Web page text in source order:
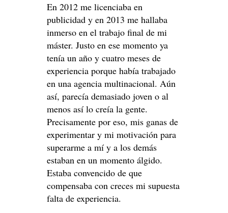
En 2012 me licenciaba en
publicidad y en 2013 me hallaba
inmerso en el trabajo final de mi
máster. Justo en ese momento ya
tenía un año y cuatro meses de
experiencia porque había trabajado
en una agencia multinacional. Aún
así, parecía demasiado joven o al
menos así lo creía la gente.
Precisamente por eso, mis ganas de
experimentar y mi motivación para
superarme a mí y a los demás
estaban en un momento álgido.
Estaba convencido de que
compensaba con creces mi supuesta
falta de experiencia.